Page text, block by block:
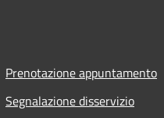
Prenotazione appuntamento
Segnalazione disservizio